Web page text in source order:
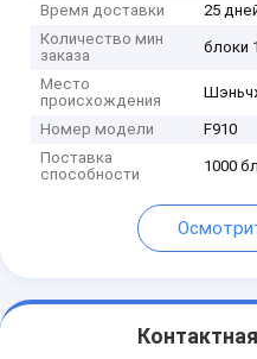
Время доставки
25
Количество мин
заказа
блоки 1
Место
происхождения
Номер модели
F910
Поставка
способности
1000